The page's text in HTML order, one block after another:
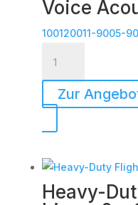
Voice
100120011-9005-
Acoustic
CXN-
12
Zur
Heavy-